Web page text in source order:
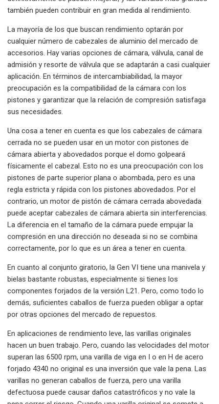
también pueden contribuir en gran medida al rendimiento.
La mayoría de los que buscan rendimiento optarán por
cualquier número de cabezales de aluminio del mercado de
accesorios. Hay varias opciones de cámara, válvula, canal de
admisión y resorte de válvula que se adaptarán a casi cualquier
aplicación. En términos de intercambiabilidad, la mayor
preocupación es la compatibilidad de la cámara con los
pistones y garantizar que la relación de compresión satisfaga
sus necesidades.
Una cosa a tener en cuenta es que los cabezales de cámara
cerrada no se pueden usar en un motor con pistones de
cámara abierta y abovedados porque el domo golpeará
físicamente el cabezal. Esto no es una preocupación con los
pistones de parte superior plana o abombada, pero es una
regla estricta y rápida con los pistones abovedados. Por el
contrario, un motor de pistón de cámara cerrada abovedada
puede aceptar cabezales de cámara abierta sin interferencias.
La diferencia en el tamaño de la cámara puede empujar la
compresión en una dirección no deseada si no se combina
correctamente, por lo que es un área a tener en cuenta.
En cuanto al conjunto giratorio, la Gen VI tiene una manivela y
bielas bastante robustas, especialmente si tienes los
componentes forjados de la versión L21. Pero, como todo lo
demás, suficientes caballos de fuerza pueden obligar a optar
por otras opciones del mercado de repuestos.
En aplicaciones de rendimiento leve, las varillas originales
hacen un buen trabajo. Pero, cuando las velocidades del motor
superan las 6500 rpm, una varilla de viga en I o en H de acero
forjado 4340 no original es una inversión que vale la pena. Las
varillas no generan caballos de fuerza, pero una varilla
defectuosa puede causar daños catastróficos y no vale la